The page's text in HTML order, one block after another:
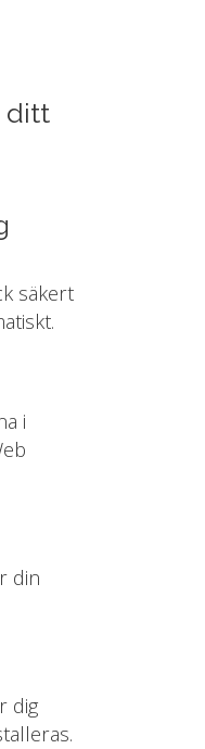
ditt
säkert
i
din
dig